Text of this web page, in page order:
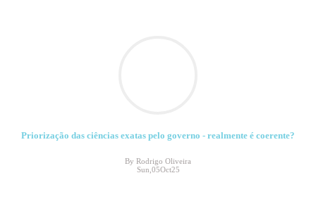
Priorização das ciências exatas pelo governo - realmente é coerente?
By Rodrigo Oliveira
Sun,05Oct25